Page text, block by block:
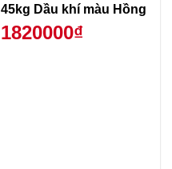
45kg Dầu khí màu Hồng
1820000₫